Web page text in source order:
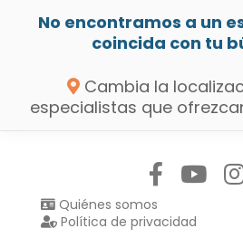
No encontramos a un
coincida con tu
Cambia la
especialistas que
Quiénes somos
Política de privacidad